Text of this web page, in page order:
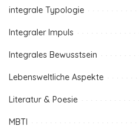
integrale Typologie
Integraler Impuls
Integrales Bewusstsein
Lebensweltliche Aspekte
Literatur & Poesie
MBTI